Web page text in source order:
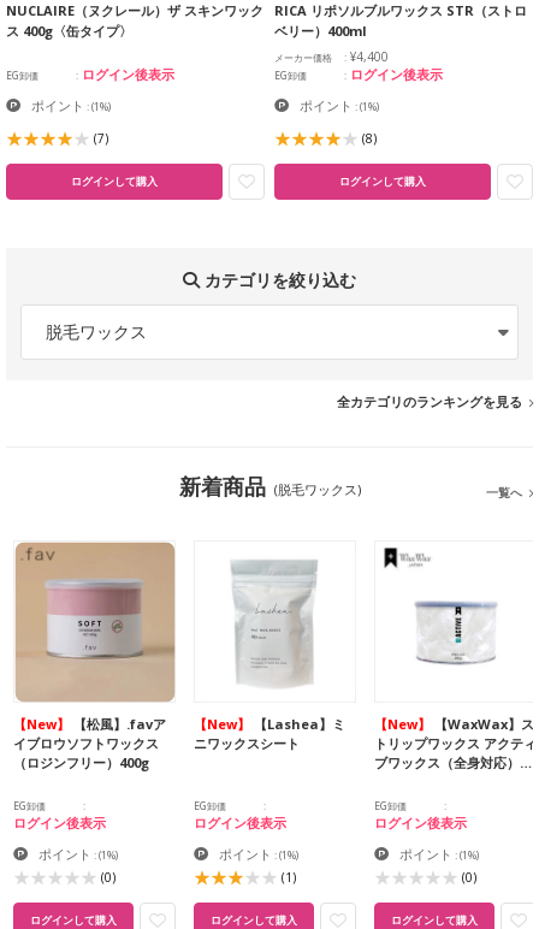
NUCLAIRE（ヌクレール）ザ スキンワック
ス 400g〈缶タイプ〉
EG卸価 ログイン後表示
ポイント :(1%)
(7)
ログインして購入
RICA リポソルブルワックス STR（ストロ
ベリー）400ml
メーカー価格 ¥4,400
EG卸価 ログイン後表示
ポイント :(1%)
(8)
ログインして購入
カテゴリを絞り込む
脱毛ワックス
全カテゴリのランキングを見る
新着商品 (脱毛ワックス) 一覧へ
【New】
イブロウソフトワックス
（ロジンフリー）400g
EG卸価
ログイン後表示
ポイント :(1%)
(0)
ログインして購入
【New】
ニワックスシート
EG卸価
ログイン後表示
ポイント :(1%)
(1)
ログインして購入
【New】
トリップワックス アクティ
ブワックス（全身対応）…
EG卸価
ログイン後表示
ポイント :(1%)
(0)
ログインして購入